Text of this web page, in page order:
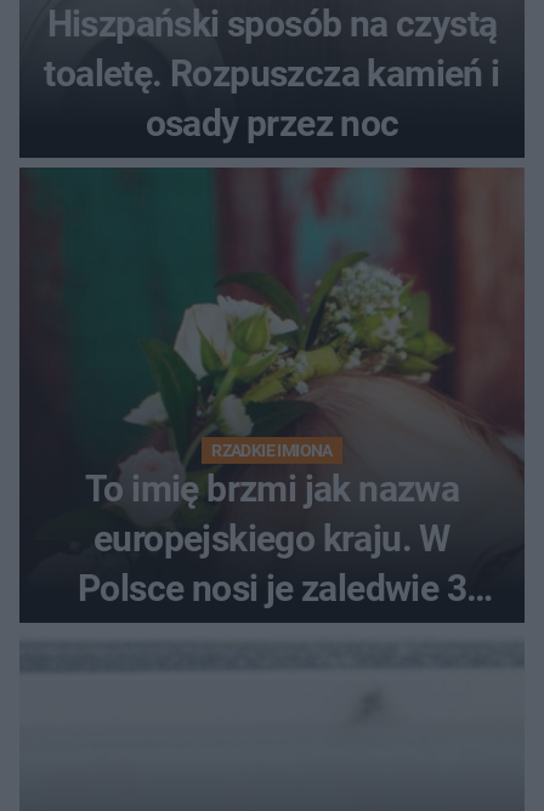
Hiszpański sposób na czystą
toaletę. Rozpuszcza kamień i
osady przez noc
RZADKIE IMIONA
To imię brzmi jak nazwa
europejskiego kraju. W
Polsce nosi je zaledwie 3
kobiety